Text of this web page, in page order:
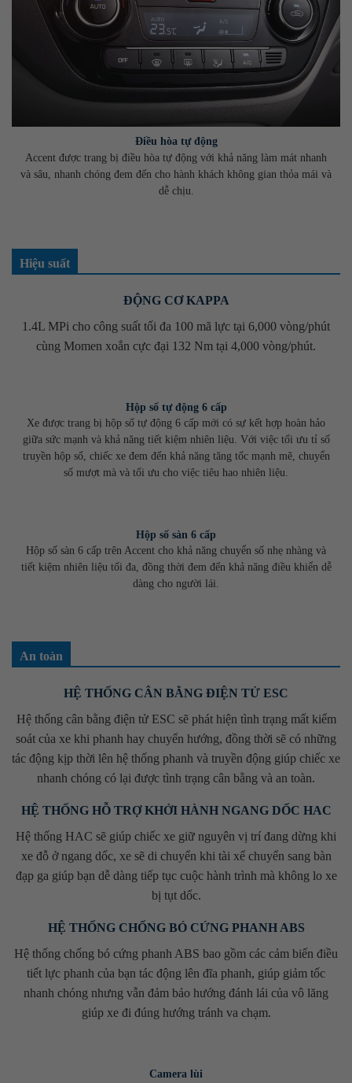
Điều hòa tự động
Accent được trang bị điều hòa tự động với khả năng làm mát nhanh
và sâu, nhanh chóng đem đến cho hành khách không gian thỏa mái và
dễ chịu.
Hiệu suất
ĐỘNG CƠ KAPPA
1.4L MPi cho công suất tối đa 100 mã lực tại 6,000 vòng/phút
cùng Momen xoắn cực đại 132 Nm tại 4,000 vòng/phút.
Hộp số tự động 6 cấp
Xe được trang bị hộp số tự động 6 cấp mới có sự kết hợp hoàn hảo
giữa sức mạnh và khả năng tiết kiệm nhiên liệu. Với việc tối ưu tỉ số
truyền hộp số, chiếc xe đem đến khả năng tăng tốc mạnh mẽ, chuyển
số mượt mà và tối ưu cho việc tiêu hao nhiên liệu.
Hộp số sàn 6 cấp
Hộp số sàn 6 cấp trên Accent cho khả năng chuyển số nhẹ nhàng và
tiết kiệm nhiên liệu tối đa, đồng thời đem đến khả năng điều khiển dễ
dàng cho người lái.
An toàn
HỆ THỐNG CÂN BẰNG ĐIỆN TỬ ESC
Hệ thống cân bằng điện tử ESC sẽ phát hiện tình trạng mất kiểm
soát của xe khi phanh hay chuyển hướng, đồng thời sẽ có những
tác động kịp thời lên hệ thống phanh và truyền động giúp chiếc xe
nhanh chóng có lại được tình trạng cân bằng và an toàn.
HỆ THỐNG HỖ TRỢ KHỞI HÀNH NGANG DỐC HAC
Hệ thống HAC sẽ giúp chiếc xe giữ nguyên vị trí đang dừng khi
xe đỗ ở ngang dốc, xe sẽ di chuyển khi tài xế chuyển sang bàn
đạp ga giúp bạn dễ dàng tiếp tục cuộc hành trình mà không lo xe
bị tụt dốc.
HỆ THỐNG CHỐNG BÓ CỨNG PHANH ABS
Hệ thống chống bó cứng phanh ABS bao gồm các cảm biến điều
tiết lực phanh của bạn tác động lên đĩa phanh, giúp giảm tốc
nhanh chóng nhưng vẫn đảm bảo hướng đánh lái của vô lăng
giúp xe đi đúng hướng tránh va chạm.
Camera lùi